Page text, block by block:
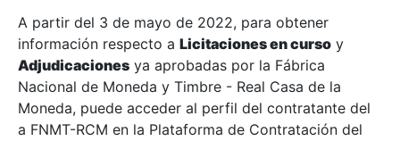
Mostrar/Ocultar
A partir del 3 de mayo de 2022, para obtener
información respecto a Licitaciones en curso y
Adjudicaciones ya aprobadas por la Fábrica
Nacional de Moneda y Timbre - Real Casa de la
Moneda, puede acceder al perfil del contratante del
a FNMT-RCM en la Plataforma de Contratación del